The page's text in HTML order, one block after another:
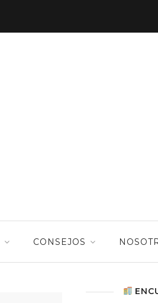
CONSEJOS